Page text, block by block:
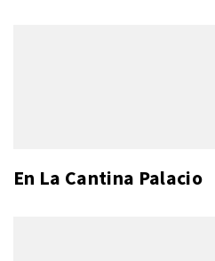
En La Cantina Palacio